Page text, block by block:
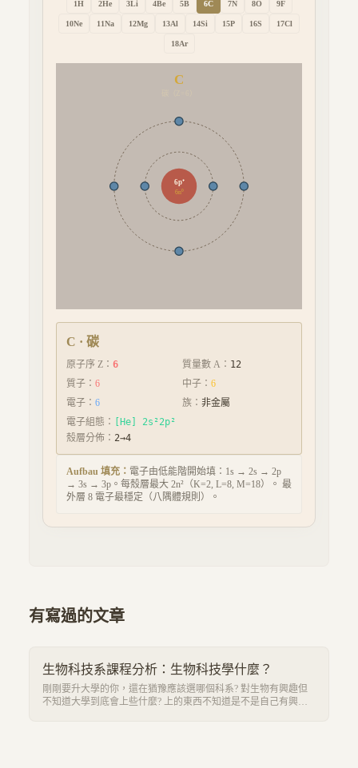
1H 2He 3Li 4Be 5B 6C 7N 8O 9F
10Ne 11Na 12Mg 13Al 14Si 15P 16S 17Cl
18Ar
6p⁺
6n⁰
C
C · 碳
原子序 Z： 6 質量數 A： 12
質子： 6 中子： 6
電子： 6 族： 非金屬
電子組態：
[He] 2s²2p²
殼層分佈： 2→4
Aufbau 填充： 電子由低能階開始填：1s → 2s → 2p
→ 3s → 3p。每殼層最大 2n²（K=2, L=8, M=18）。 最
外層 8 電子最穩定（八隅體規則）。
有寫過的文章
生物科技系課程分析：生物科技學什麼？
剛剛要升大學的你，還在猶豫應該選哪個科系? 對生物有興趣但
不知道大學到底會上些什麼? 上的東西不知道是不是自己有興趣